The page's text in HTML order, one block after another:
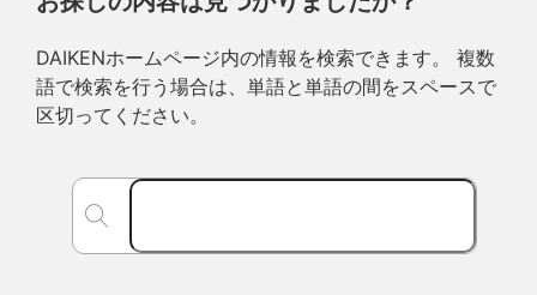
DAIKENホームページ内の情報を検索できます。 複数
語で検索を行う場合は、単語と単語の間をスペースで
区切ってください。